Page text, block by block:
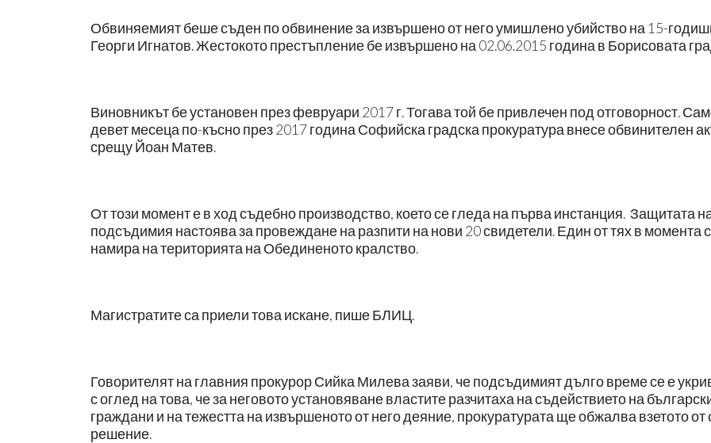
Обвиняемият беше съден по обвинение за извършено от него умишлено убийство на 15-
Георги Игнатов. Жестокото престъпление бе извършено на 02.06.2015 година в Борисовата
Виновникът бе установен през февруари 2017 г. Тогава той бе привлечен под отговорност.
девет месеца по-късно през 2017 година Софийска градска прокуратура внесе обвинителен
срещу Йоан Матев.
От този момент е в ход съдебно производство, което се гледа на първа инстанция. Защитата
подсъдимия настоява за провеждане на разпити на нови 20 свидетели. Един от тях в момента
намира на територията на Обединеното кралство.
Магистратите са приели това искане, пише БЛИЦ.
Говорителят на главния прокурор Сийка Милева заяви, че подсъдимият дълго време се е
с оглед на това, че за неговото установяване властите разчитаха на съдействието на
граждани и на тежестта на извършеното от него деяние, прокуратурата ще обжалва взетото от
решение.